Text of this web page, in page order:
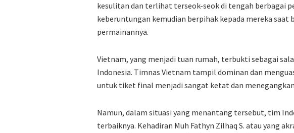
kesulitan dan terlihat terseok-seok di tengah berbagai
keberuntungan kemudian berpihak kepada mereka
permainannya.
Vietnam, yang menjadi tuan rumah, terbukti sebagai
Indonesia. Timnas Vietnam tampil dominan dan
untuk tiket final menjadi sangat ketat dan
Namun, dalam situasi yang menantang tersebut, tim
terbaiknya. Kehadiran Muh Fathyn Zilhaq S. atau yang